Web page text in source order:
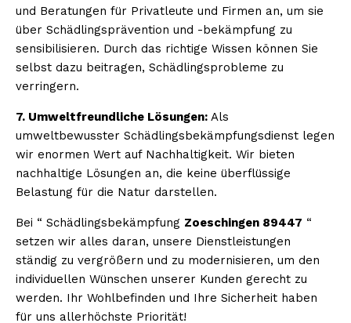
und Beratungen für Privatleute und Firmen an, um sie
über Schädlingsprävention und -bekämpfung zu
sensibilisieren. Durch das richtige Wissen können Sie
selbst dazu beitragen, Schädlingsprobleme zu
verringern.
7. Umweltfreundliche Lösungen: Als
umweltbewusster Schädlingsbekämpfungsdienst legen
wir enormen Wert auf Nachhaltigkeit. Wir bieten
nachhaltige Lösungen an, die keine überflüssige
Belastung für die Natur darstellen.
Bei “ Schädlingsbekämpfung Zoeschingen 89447 “
setzen wir alles daran, unsere Dienstleistungen
ständig zu vergrößern und zu modernisieren, um den
individuellen Wünschen unserer Kunden gerecht zu
werden. Ihr Wohlbefinden und Ihre Sicherheit haben
für uns allerhöchste Priorität!